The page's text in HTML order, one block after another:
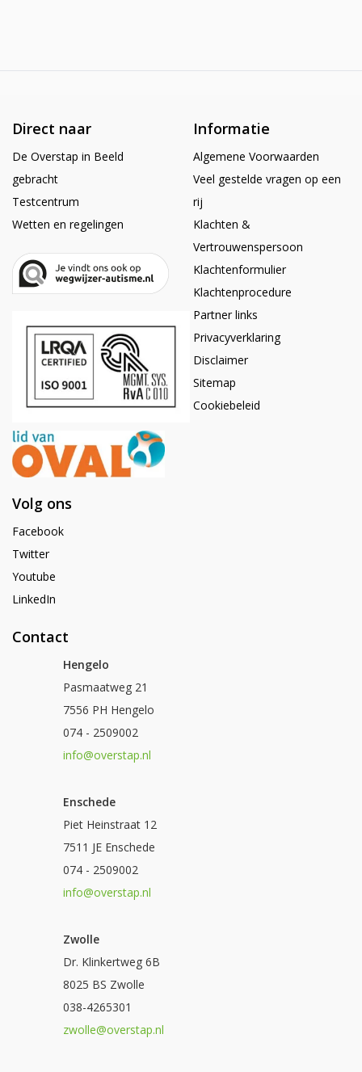
Direct naar
De Overstap in Beeld
gebracht
Testcentrum
Wetten en regelingen
Informatie
Algemene Voorwaarden
Veel gestelde vragen op een
rij
Klachten &
Vertrouwenspersoon
Klachtenformulier
Klachtenprocedure
Partner links
Privacyverklaring
Disclaimer
Sitemap
Cookiebeleid
Volg ons
Facebook
Twitter
Youtube
LinkedIn
Contact
Hengelo
Pasmaatweg 21
7556 PH Hengelo
074 - 2509002
info@overstap.nl
Enschede
Piet Heinstraat 12
7511 JE Enschede
074 - 2509002
info@overstap.nl
Zwolle
Dr. Klinkertweg 6B
8025 BS Zwolle
038-4265301
zwolle@overstap.nl